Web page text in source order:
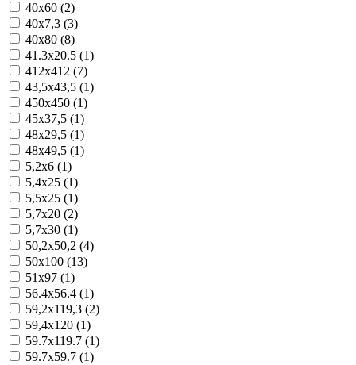
40x60 (2)
40x7,3 (3)
40x80 (8)
41.3x20.5 (1)
412x412 (7)
43,5x43,5 (1)
450x450 (1)
45x37,5 (1)
48x29,5 (1)
48x49,5 (1)
5,2x6 (1)
5,4x25 (1)
5,5x25 (1)
5,7x20 (2)
5,7x30 (1)
50,2x50,2 (4)
50x100 (13)
51x97 (1)
56.4x56.4 (1)
59,2x119,3 (2)
59,4x120 (1)
59.7x119.7 (1)
59.7x59.7 (1)